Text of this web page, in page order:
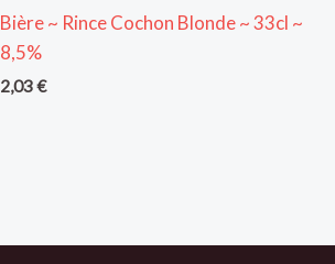
Bière ~ Rince Cochon Blonde ~ 33cl ~
8,5%
2,03€